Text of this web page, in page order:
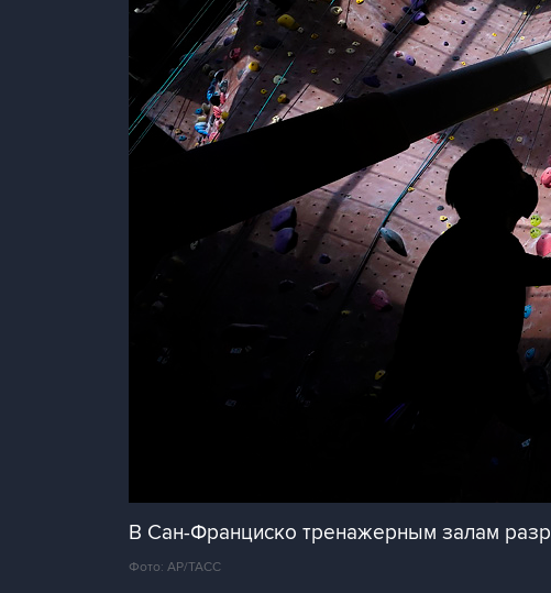
В Сан-Франциско тренажерным залам
Фото: AP/ТАСС